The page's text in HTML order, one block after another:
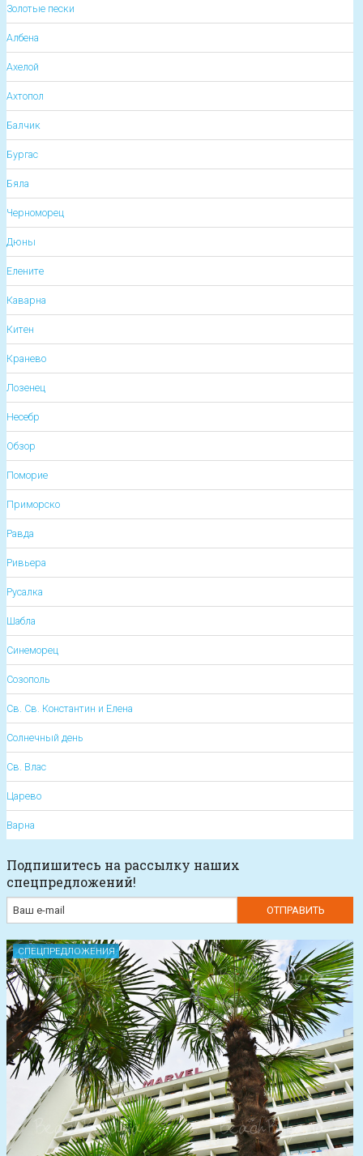
Золотые пески
Албена
Ахелой
Ахтопол
Балчик
Бургас
Бяла
Черноморец
Дюны
Елените
Каварна
Китен
Кранево
Лозенец
Несебр
Обзор
Поморие
Приморско
Равда
Ривьера
Русалка
Шабла
Синеморец
Созополь
Св. Св. Константин и Елена
Солнечный день
Св. Влас
Царево
Варна
Подпишитесь на рассылку наших
спецпредложений!
СПЕЦПРЕДЛОЖЕНИЯ